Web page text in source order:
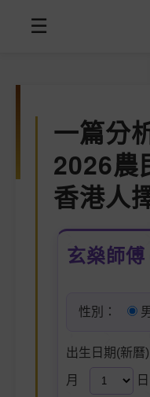
☰
一篇分
2026農
香港人
玄燊師
性別：
出生日期(新曆)
月 日